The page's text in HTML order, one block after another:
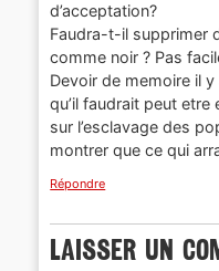
d’acceptation?
Faudra-t-il supprimer
comme noir ? Pas
Devoir de memoire il
qu’il faudrait peut
sur l’esclavage des
montrer que ce qui
Répondre
Laisser un